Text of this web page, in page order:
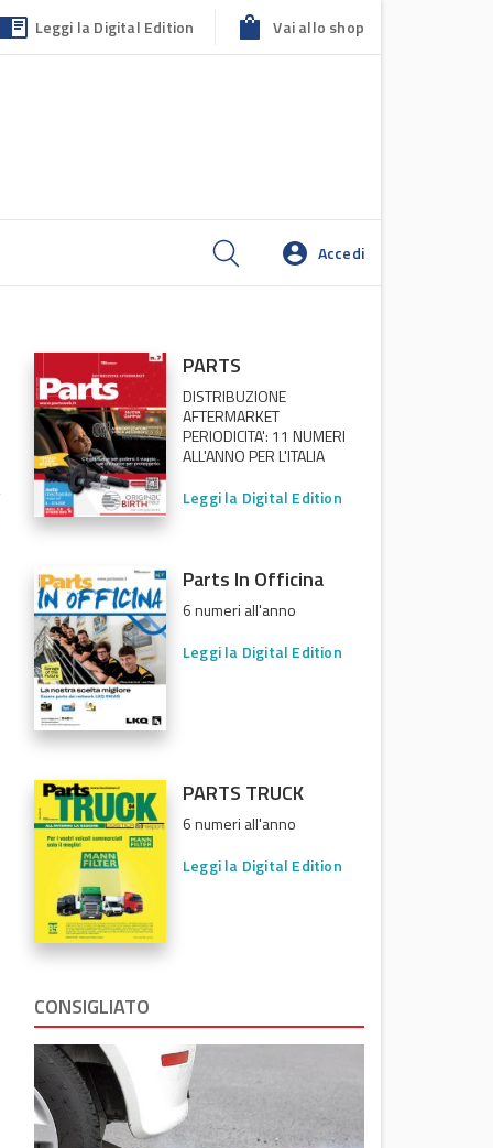
Leggi la Digital Edition Vai allo shop
Accedi
PARTS
DISTRIBUZIONE
AFTERMARKET
PERIODICITA': 11 NUMERI
ALL'ANNO PER L'ITALIA
Leggi la Digital Edition
Parts In Officina
6 numeri all'anno
Leggi la Digital Edition
PARTS TRUCK
6 numeri all'anno
Leggi la Digital Edition
CONSIGLIATO